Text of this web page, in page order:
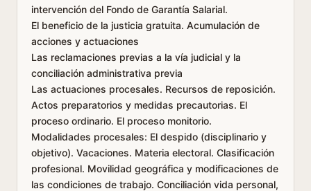
intervención del Fondo de Garantía Salarial.
El beneficio de la justicia gratuita. Acumulación de
acciones y actuaciones
Las reclamaciones previas a la vía judicial y la
conciliación administrativa previa
Las actuaciones procesales. Recursos de reposición.
Actos preparatorios y medidas precautorias. El
proceso ordinario. El proceso monitorio.
Modalidades procesales: El despido (disciplinario y
objetivo). Vacaciones. Materia electoral. Clasificación
profesional. Movilidad geográfica y modificaciones de
las condiciones de trabajo. Conciliación vida personal,